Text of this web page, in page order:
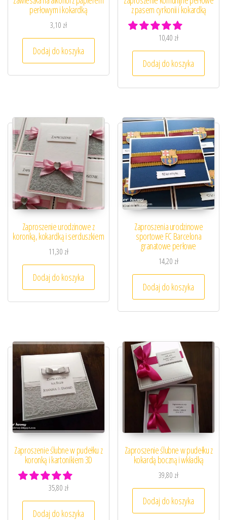
perłowym i kokardką
3,10 zł
Dodaj do koszyka
z pasem cyrkonii i kokardką
10,40 zł
Dodaj do koszyka
Zaproszenie urodzinowe z
koronką, kokardką i serduszkiem
11,30 zł
Dodaj do koszyka
Zaproszenia urodzinowe
sportowe FC Barcelona
granatowe perłowe
14,20 zł
Dodaj do koszyka
Zaproszenie ślubne w pudełku z
koronką i kartonikiem 3D
35,80 zł
Dodaj do koszyka
Zaproszenie ślubne w pudełku z
kokardą boczną i wkładką
39,80 zł
Dodaj do koszyka